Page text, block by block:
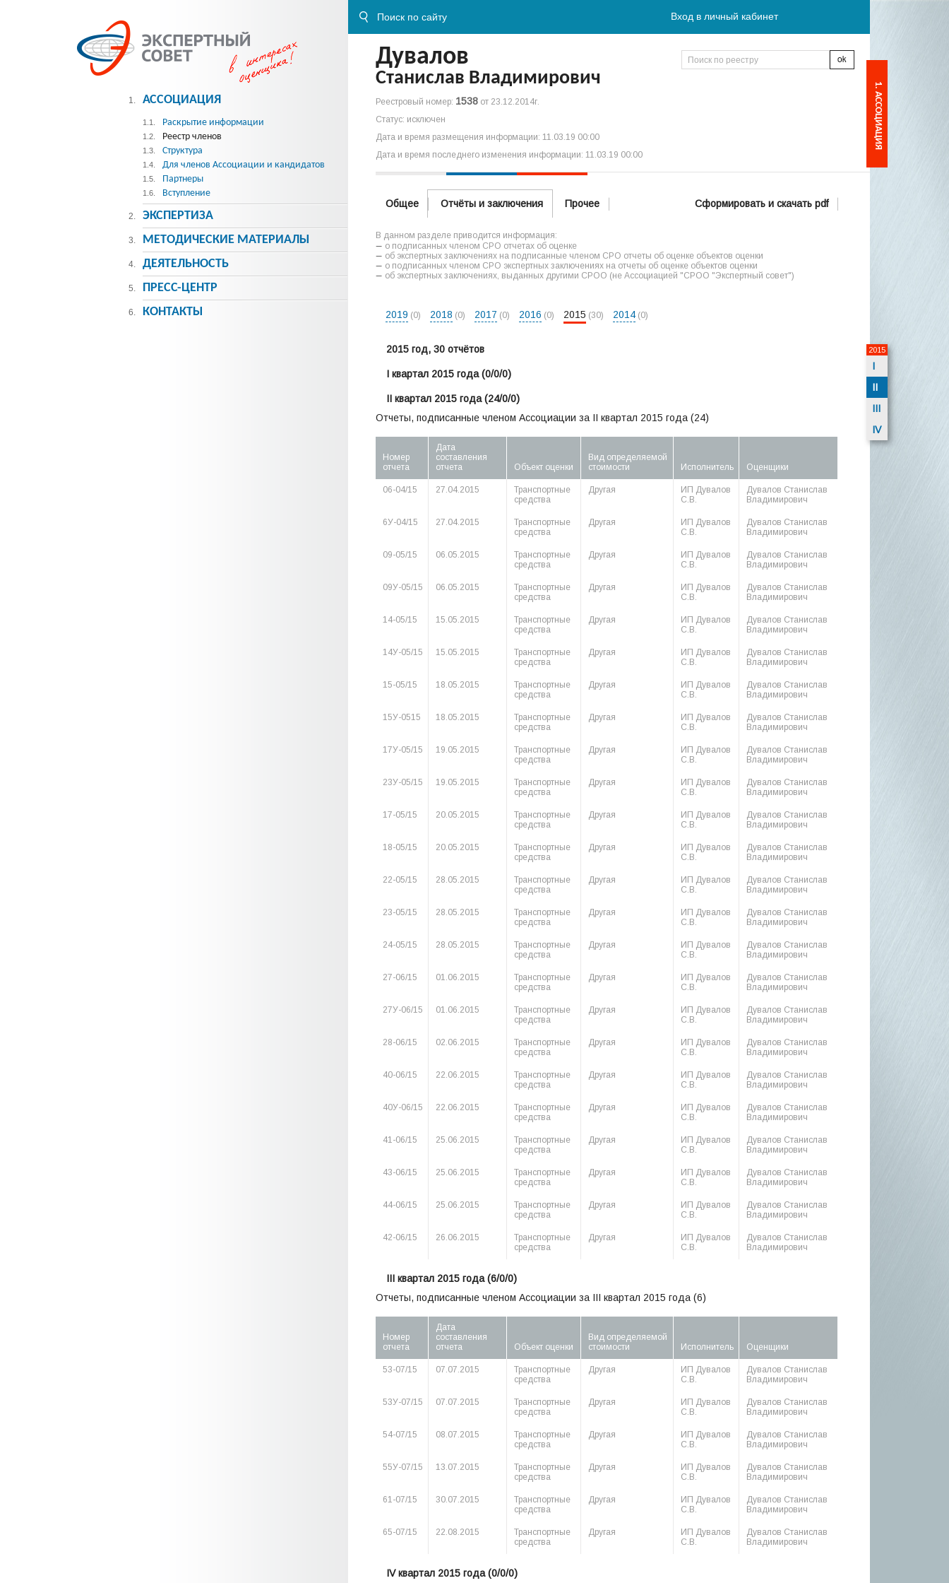
Вход в личный кабинет
Дувалов
Станислав Владимирович
Реестровый номер: 1538 от 23.12.2014г.
Статус: исключен
Дата и время размещения информации: 11.03.19 00:00
Дата и время последнего изменения информации: 11.03.19 00:00
Общее Отчёты и заключения Прочее Сформировать и скачать pdf
В данном разделе приводится информация:
о подписанных членом СРО отчетах об оценке
об экспертных заключениях на подписанные членом СРО отчеты об оценке объектов оценки
о подписанных членом СРО экспертных заключениях на отчеты об оценке объектов оценки
об экспертных заключениях, выданных другими СРОО (не Ассоциацией "СРОО "Экспертный совет")
2019 (0) 2018 (0) 2017 (0) 2016 (0) 2015 (30) 2014 (0)
2015 год, 30 отчётов 2015
I
II
III
IV
I квартал 2015 года(0/0/0)
II квартал 2015 года(24/0/0)
Отчеты, подписанные членом Ассоциации за II квартал 2015 года (24)
Номер
отчета
Дата
составления
отчета
Объект оценки
Вид определяемой
стоимости
Исполнитель Оценщики
06-04/15 27.04.2015
Транспортные
средства
Другая
ИП Дувалов
С.В.
Дувалов Станислав
Владимирович
6У-04/15 27.04.2015
Транспортные
средства
Другая
ИП Дувалов
С.В.
Дувалов Станислав
Владимирович
09-05/15 06.05.2015
Транспортные
средства
Другая
ИП Дувалов
С.В.
Дувалов Станислав
Владимирович
09У-05/15 06.05.2015
Транспортные
средства
Другая
ИП Дувалов
С.В.
Дувалов Станислав
Владимирович
14-05/15 15.05.2015
Транспортные
средства
Другая
ИП Дувалов
С.В.
Дувалов Станислав
Владимирович
14У-05/15 15.05.2015
Транспортные
средства
Другая
ИП Дувалов
С.В.
Дувалов Станислав
Владимирович
15-05/15 18.05.2015
Транспортные
средства
Другая
ИП Дувалов
С.В.
Дувалов Станислав
Владимирович
15У-0515 18.05.2015
Транспортные
средства
Другая
ИП Дувалов
С.В.
Дувалов Станислав
Владимирович
17У-05/15 19.05.2015
Транспортные
средства
Другая
ИП Дувалов
С.В.
Дувалов Станислав
Владимирович
23У-05/15 19.05.2015
Транспортные
средства
Другая
ИП Дувалов
С.В.
Дувалов Станислав
Владимирович
17-05/15 20.05.2015
Транспортные
средства
Другая
ИП Дувалов
С.В.
Дувалов Станислав
Владимирович
18-05/15 20.05.2015
Транспортные
средства
Другая
ИП Дувалов
С.В.
Дувалов Станислав
Владимирович
22-05/15 28.05.2015
Транспортные
средства
Другая
ИП Дувалов
С.В.
Дувалов Станислав
Владимирович
23-05/15 28.05.2015
Транспортные
средства
Другая
ИП Дувалов
С.В.
Дувалов Станислав
Владимирович
24-05/15 28.05.2015
Транспортные
средства
Другая
ИП Дувалов
С.В.
Дувалов Станислав
Владимирович
27-06/15 01.06.2015
Транспортные
средства
Другая
ИП Дувалов
С.В.
Дувалов Станислав
Владимирович
27У-06/15 01.06.2015
Транспортные
средства
Другая
ИП Дувалов
С.В.
Дувалов Станислав
Владимирович
28-06/15 02.06.2015
Транспортные
средства
Другая
ИП Дувалов
С.В.
Дувалов Станислав
Владимирович
40-06/15 22.06.2015
Транспортные
средства
Другая
ИП Дувалов
С.В.
Дувалов Станислав
Владимирович
40У-06/15 22.06.2015
Транспортные
средства
Другая
ИП Дувалов
С.В.
Дувалов Станислав
Владимирович
41-06/15 25.06.2015
Транспортные
средства
Другая
ИП Дувалов
С.В.
Дувалов Станислав
Владимирович
43-06/15 25.06.2015
Транспортные
средства
Другая
ИП Дувалов
С.В.
Дувалов Станислав
Владимирович
44-06/15 25.06.2015
Транспортные
средства
Другая
ИП Дувалов
С.В.
Дувалов Станислав
Владимирович
42-06/15 26.06.2015
Транспортные
средства
Другая
ИП Дувалов
С.В.
Дувалов Станислав
Владимирович
III квартал 2015 года(6/0/0)
Отчеты, подписанные членом Ассоциации за III квартал 2015 года (6)
Номер
отчета
Дата
составления
отчета
Объект оценки
Вид определяемой
стоимости
Исполнитель Оценщики
53-07/15 07.07.2015
Транспортные
средства
Другая
ИП Дувалов
С.В.
Дувалов Станислав
Владимирович
53У-07/15 07.07.2015
Транспортные
средства
Другая
ИП Дувалов
С.В.
Дувалов Станислав
Владимирович
54-07/15 08.07.2015
Транспортные
средства
Другая
ИП Дувалов
С.В.
Дувалов Станислав
Владимирович
55У-07/15 13.07.2015
Транспортные
средства
Другая
ИП Дувалов
С.В.
Дувалов Станислав
Владимирович
61-07/15 30.07.2015
Транспортные
средства
Другая
ИП Дувалов
С.В.
Дувалов Станислав
Владимирович
65-07/15 22.08.2015
Транспортные
средства
Другая
ИП Дувалов
С.В.
Дувалов Станислав
Владимирович
IV квартал 2015 года(0/0/0)
1. АССОЦИАЦИЯ
1.1. Раскрытие информации
1.2. Реестр членов
1.3. Структура
1.4. Для членов Ассоциации и кандидатов
1.5. Партнеры
1.6. Вступление
2. ЭКСПЕРТИЗА
3. МЕТОДИЧЕСКИE МАТЕРИАЛЫ
4. ДЕЯТЕЛЬНОСТЬ
5. ПРЕСС-ЦЕНТР
6. КОНТАКТЫ
1. АССОЦИАЦИЯ